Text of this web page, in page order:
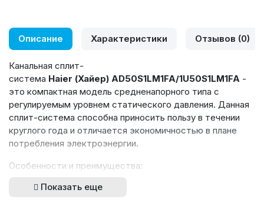
Описание Характеристики Отзывов (0)
Канальная сплит-
система Haier (Хайер) AD50S1LM1FA/1U50S1LM1FA -
это компактная модель средненапорного типа с
регулируемым уровнем статического давления. Данная
сплит-система способна приносить пользу в течении
круглого года и отличается экономичностью в плане
потребления электроэнергии.
Особенности и преимущества:
Встроенный дренажный насос
Показать еще